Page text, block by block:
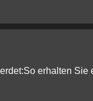
erhalten Sie